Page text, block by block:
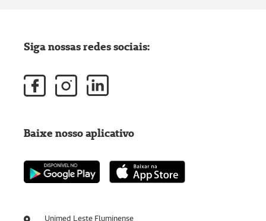
Unimed Leste Fluminense
Siga nossas redes sociais:
Baixe nosso aplicativo